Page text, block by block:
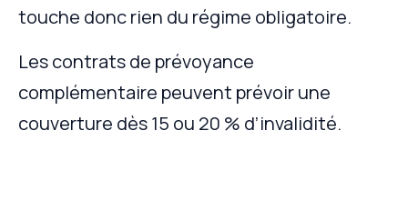
touche donc rien du régime obligatoire.
Les contrats de prévoyance
complémentaire peuvent prévoir une
couverture dès 15 ou 20 % d’invalidité.